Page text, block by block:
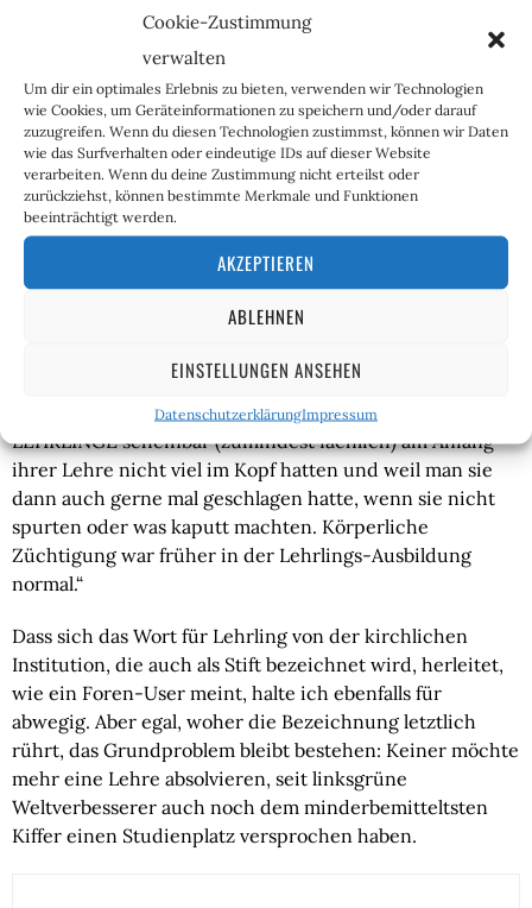
Cookie-Zustimmung
verwalten
Um dir ein optimales Erlebnis zu bieten, verwenden wir Technologien
wie Cookies, um Geräteinformationen zu speichern und/oder darauf
zuzugreifen. Wenn du diesen Technologien zustimmst, können wir Daten
wie das Surfverhalten oder eindeutige IDs auf dieser Website
verarbeiten. Wenn du deine Zustimmung nicht erteilst oder
zurückziehst, können bestimmte Merkmale und Funktionen
beeinträchtigt werden.
AKZEPTIEREN
ABLEHNEN
EINSTELLUNGEN ANSEHEN
DatenschutzerklärungImpressum
Hier zur
Printausgabe
Für weit hergeholt halte ich jedenfalls die folgende
volksetymologische Erklärung, die ich den Lesern der
Krautzone dennoch nicht vorenthalten möchte: „Stifte
vielen Handwerkern (vorwiegend im Holzgewerbe ) – für
Lehrlinge im ERSTEN LEHRJAHR benutzt, weil die
LEHRLINGE scheinbar (zumindest fachlich) am Anfang
ihrer Lehre nicht viel im Kopf hatten und weil man sie
dann auch gerne mal geschlagen hatte, wenn sie nicht
spurten oder was kaputt machten. Körperliche
Züchtigung war früher in der Lehrlings-Ausbildung
normal.“
Dass sich das Wort für Lehrling von der kirchlichen
Institution, die auch als Stift bezeichnet wird, herleitet,
wie ein Foren-User meint, halte ich ebenfalls für
abwegig. Aber egal, woher die Bezeichnung letztlich
rührt, das Grundproblem bleibt bestehen: Keiner möchte
mehr eine Lehre absolvieren, seit linksgrüne
Weltverbesserer auch noch dem minderbemitteltsten
Kiffer einen Studienplatz versprochen haben.